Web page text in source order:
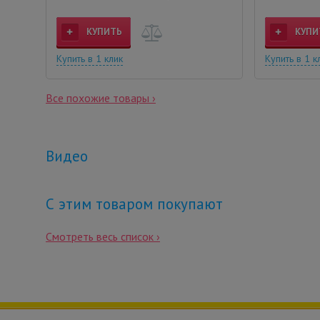
КУПИТЬ
Купить в 1 клик Купить в 1
Все похожие товары ›
Видео
С этим товаром покупают
Смотреть весь список ›